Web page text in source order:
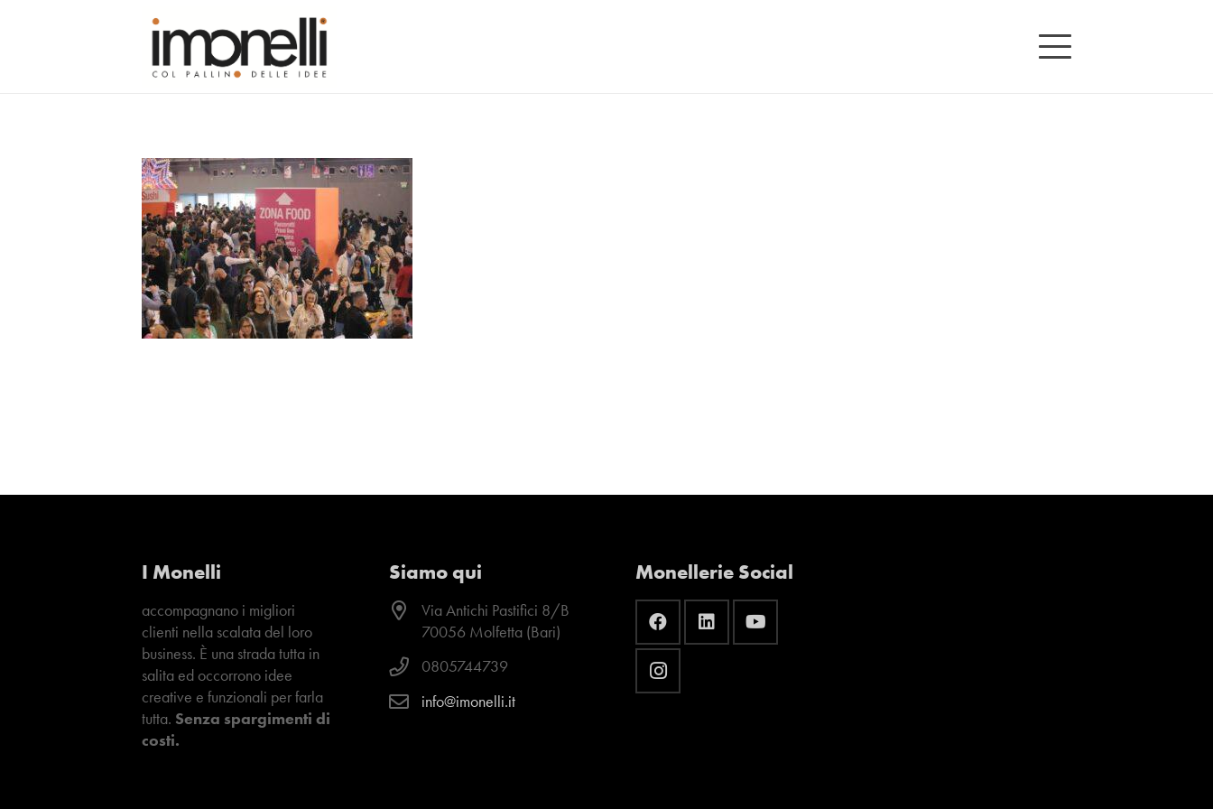
I Monelli
accompagnano i migliori
clienti nella scalata del loro
business. È una strada tutta in
salita ed occorrono idee
creative e funzionali per farla
tutta. Senza spargimenti di
costi.
Siamo qui
Via Antichi Pastifici 8/B
70056 Molfetta (Bari)
0805744739
info@imonelli.it
Monellerie Social